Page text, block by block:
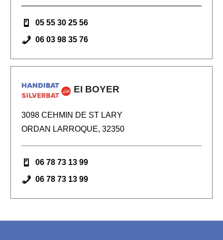
05 55 30 25 56
06 03 98 35 76
EI BOYER
3098 CEHMIN DE ST LARY
ORDAN LARROQUE, 32350
06 78 73 13 99
06 78 73 13 99